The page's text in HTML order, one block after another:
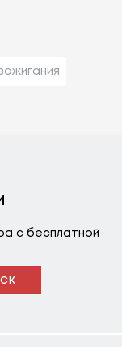
с бесплатной